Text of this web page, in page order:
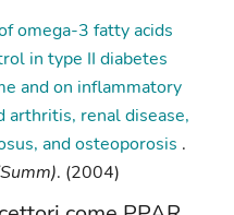
omega-3 fatty acids
in type II diabetes
and on inflammatory
arthritis, renal disease,
and osteoporosis .
. (2004)